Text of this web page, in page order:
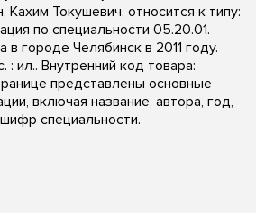
Токушевич, относится к типу:
по специальности 05.20.01.
в городе Челябинск в 2011 году.
ил.. Внутренний код товара:
представлены основные
включая название, автора, год,
специальности.